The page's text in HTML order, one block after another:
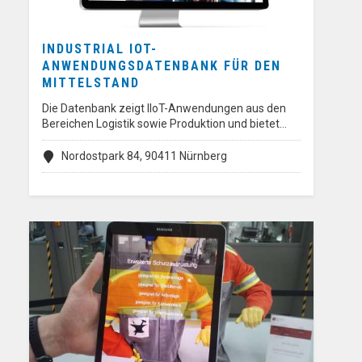
INDUSTRIAL IOT-
ANWENDUNGSDATENBANK FÜR DEN
MITTELSTAND
Die Datenbank zeigt IIoT-Anwendungen aus den
Bereichen Logistik sowie Produktion und bietet…
Nordostpark 84, 90411 Nürnberg